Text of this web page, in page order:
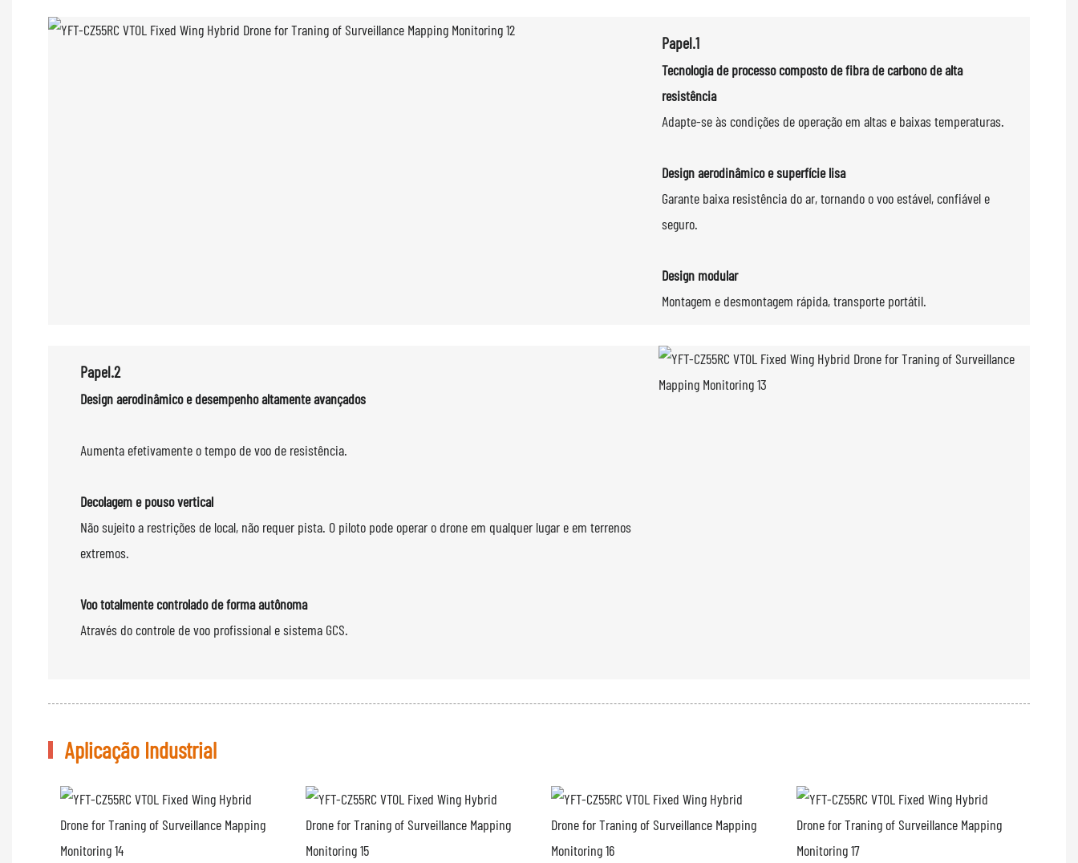
Papel.1
Tecnologia de processo composto de fibra de carbono de alta
resistência
Adapte-se às condições de operação em altas e baixas temperaturas.
Design aerodinâmico e superfície lisa
Garante baixa resistência do ar, tornando o voo estável, confiável e
seguro.
Design modular
Montagem e desmontagem rápida, transporte portátil.
Papel.2
Design aerodinâmico e desempenho altamente avançados
Aumenta efetivamente o tempo de voo de resistência.
Decolagem e pouso vertical
Não sujeito a restrições de local, não requer pista. O piloto pode operar o drone em qualquer lugar e em terrenos
extremos.
Voo totalmente controlado de forma autônoma
Através do controle de voo profissional e sistema GCS.
Aplicação Industrial